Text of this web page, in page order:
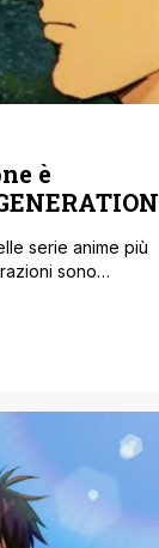
è
serie anime più
sono